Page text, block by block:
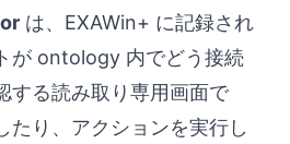
は、EXAWin+ に記録され
が ontology 内でどう接続
する読み取り専用画面で
たり、アクションを実行し